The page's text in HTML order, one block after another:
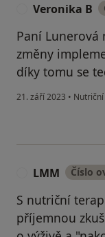
Veronika B
Paní Lunerová
změny
díky tomu se
21. září 2023 •
LMM Číslo
S nutriční
příjemnou